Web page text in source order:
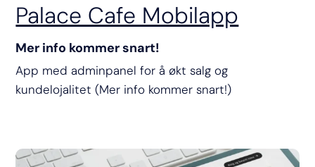
Palace Cafe Mobilapp
Mer info kommer snart!
App med adminpanel for å økt salg og
kundelojalitet (Mer info kommer snart!)